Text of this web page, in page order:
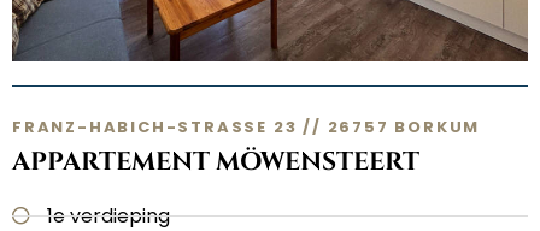
FRANZ-HABICH-STRASSE 23 // 26757 BORKUM
APPARTEMENT MÖWENSTEERT
1e verdieping